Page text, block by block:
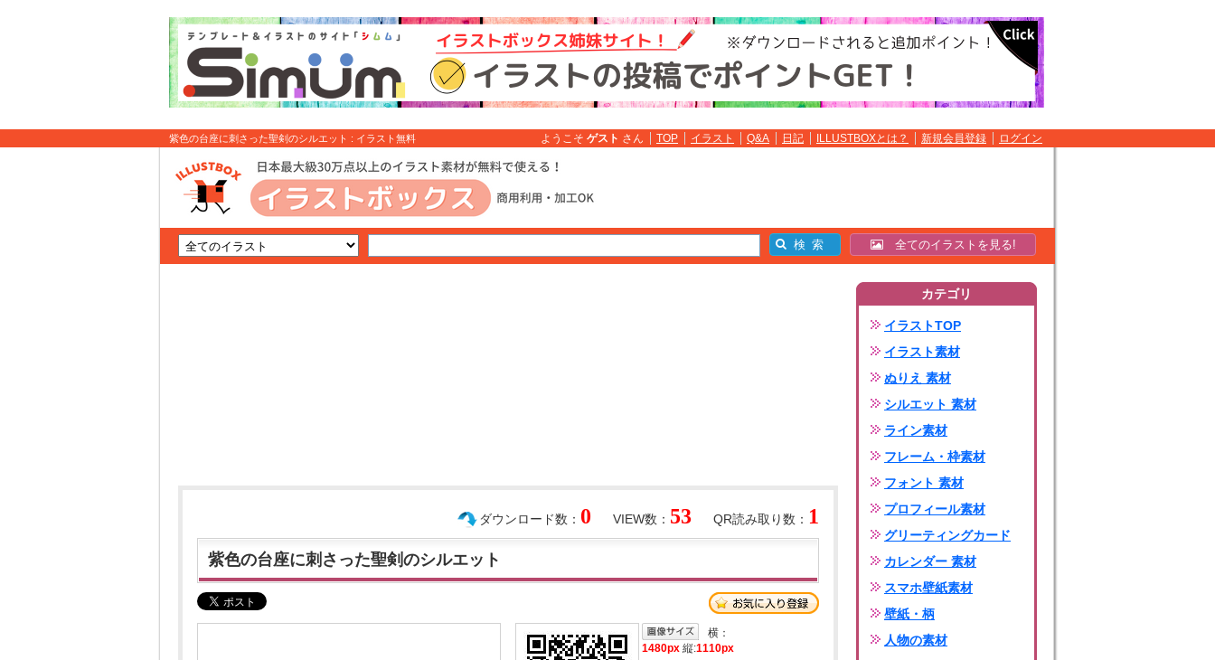
紫色の台座に刺さった聖剣のシルエット : イラスト無料 ようこそ ゲスト さん TOP イラスト Q&A 日記 ILLUSTBOXとは？ 新規会員登録 ログイン
全てのイラストを見る!
QR読み取り数： 1
VIEW数： 53
ダウンロード数： 0
紫色の台座に刺さった聖剣のシルエット
横：
1480px 縦:1110px
カテゴリ
イラストTOP
イラスト素材
ぬりえ 素材
シルエット 素材
ライン素材
フレーム・枠素材
フォント 素材
プロフィール素材
グリーティングカード
カレンダー 素材
スマホ壁紙素材
壁紙・柄
人物の素材